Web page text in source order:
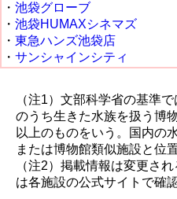
・ 池袋グローブ
・ 池袋HUMAXシネマズ
・ 東急ハンズ池袋店
・ サンシャインシティ
（注1）文部科学省の基準
のうち生きた水族を扱う博
以上のものをいう。国内の
または博物館類似施設と位
（注2）掲載情報は変更さ
は各施設の公式サイトで確